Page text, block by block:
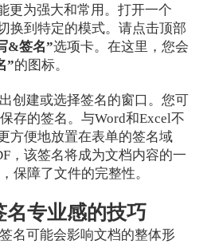
更为强大和常用。打开一个
换到特定的模式。请点击顶部
&签名”选项卡。在这里，您会
”的图标。
创建或选择签名的窗口。您可
存的签名。与Word和Excel不
方便地放置在表单的签名域
，该签名将成为文档内容的一
保障了文件的完整性。
名专业感的技巧
名可能会影响文档的整体形